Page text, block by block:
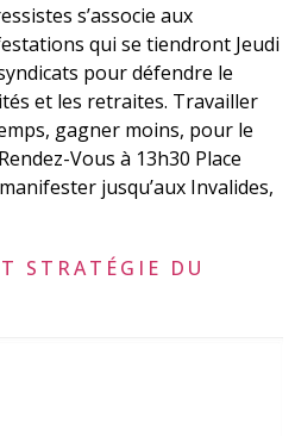
s’associe aux
qui se tiendront Jeudi
pour défendre le
et les retraites. Travailler
gagner moins, pour le
Vous à 13h30 Place
jusqu’aux Invalides,
STRATÉGIE DU